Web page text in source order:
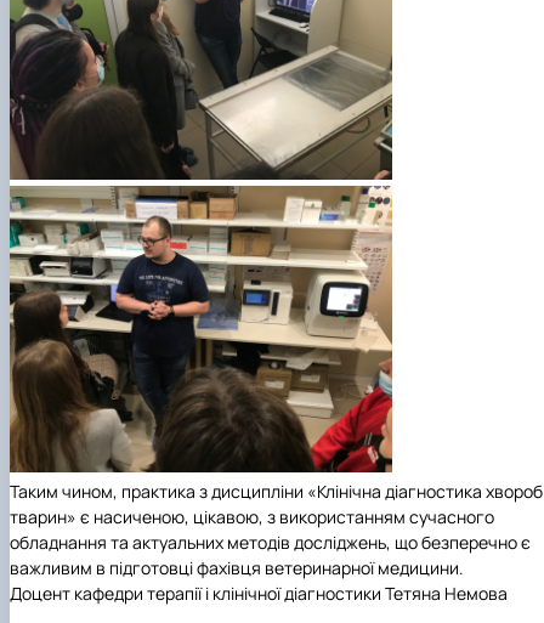
Таким чином, практика з дисципліни «Клінічна діагностика хвороб
тварин» є насиченою, цікавою, з використанням сучасного
обладнання та актуальних методів досліджень, що безперечно є
важливим в підготовці фахівця ветеринарної медицини.
Доцент кафедри терапії і клінічної діагностики Тетяна Немова